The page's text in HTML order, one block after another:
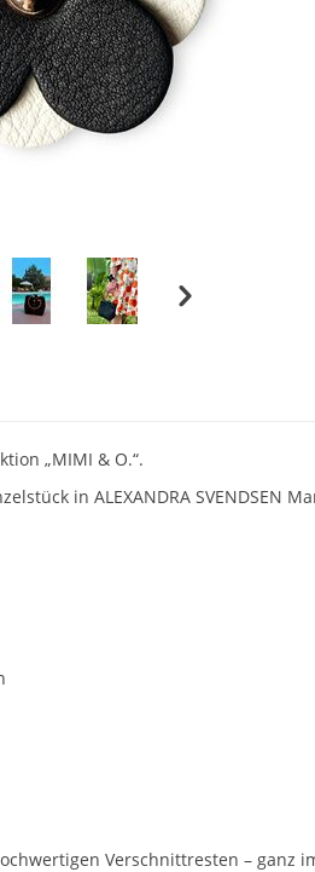
„MIMI & O.“.
in ALEXANDRA SVENDSEN
Verschnittresten – ganz